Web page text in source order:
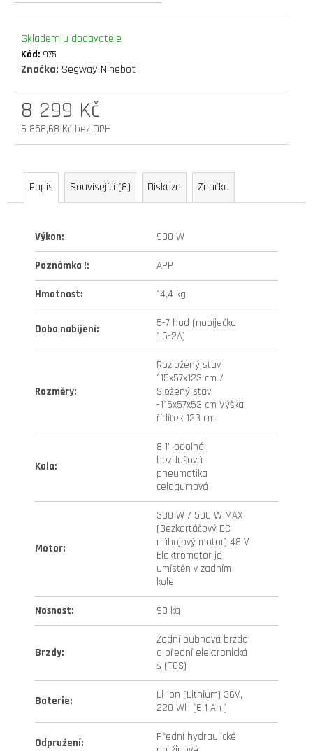
Skladem u dodavatele
Kód: 975
Značka: Segway-Ninebot
8 299 Kč
6 858,68 Kč bez DPH
Měrná
Popis
Související (8) Diskuze Značka
Výkon: 900 W
Poznámka !: APP
Hmotnost: 14,4 kg
Doba nabíjení:
5-7 hod (nabíječka
1,5-2A)
Rozměry:
Rozložený stav
115x57x123 cm /
Složený stav
-115x57x53 cm Výška
řídítek 123 cm
Kola:
8,1" odolná
bezdušová
pneumatika
celogumová
Motor:
300 W / 500 W MAX
(Bezkartáčový DC
nábojový motor) 48 V
Elektromotor je
umístěn v zadním
kole
Nosnost: 90 kg
Brzdy:
Zadní bubnová brzda
a přední elektronická
s (TCS)
Baterie:
Li-Ion (Lithium) 36V,
220 Wh (6,1 Ah )
Odpružení:
Přední hydraulické
elektrokoloběžka
inokim
oxo
60v
25,6ah
54
Původně:
58